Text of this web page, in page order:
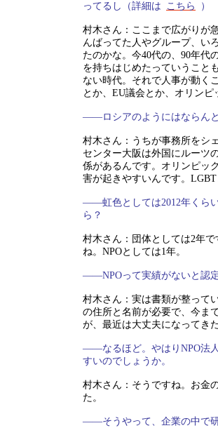
ってるし（詳細は こちら ）
村木さん：ここまで広がりが
んばってた人やグループ、い
たのかな。今40代の、90年代
を持ちはじめたっていうこと
ない時代。それで人事が動く
とか、EU議会とか、オリンピ
——ロシアのようにはならんと
村木さん：うちが事務所をシ
センター大阪は外国にルーツ
係があるんです。オリンピッ
害が起きやすいんです。
——虹色としては2012年くら
ら？
村木さん：団体としては2年で
ね。NPOとしては1年。
——NPOって実績がないと認
村木さん：実は書類が整って
の住所と名前が必要で、今ま
が、最近は大丈夫になってきた
——なるほど。やはりNPO法
すいのでしょうか。
村木さん：そうですね。お金
た。
——そうやって、企業の中で